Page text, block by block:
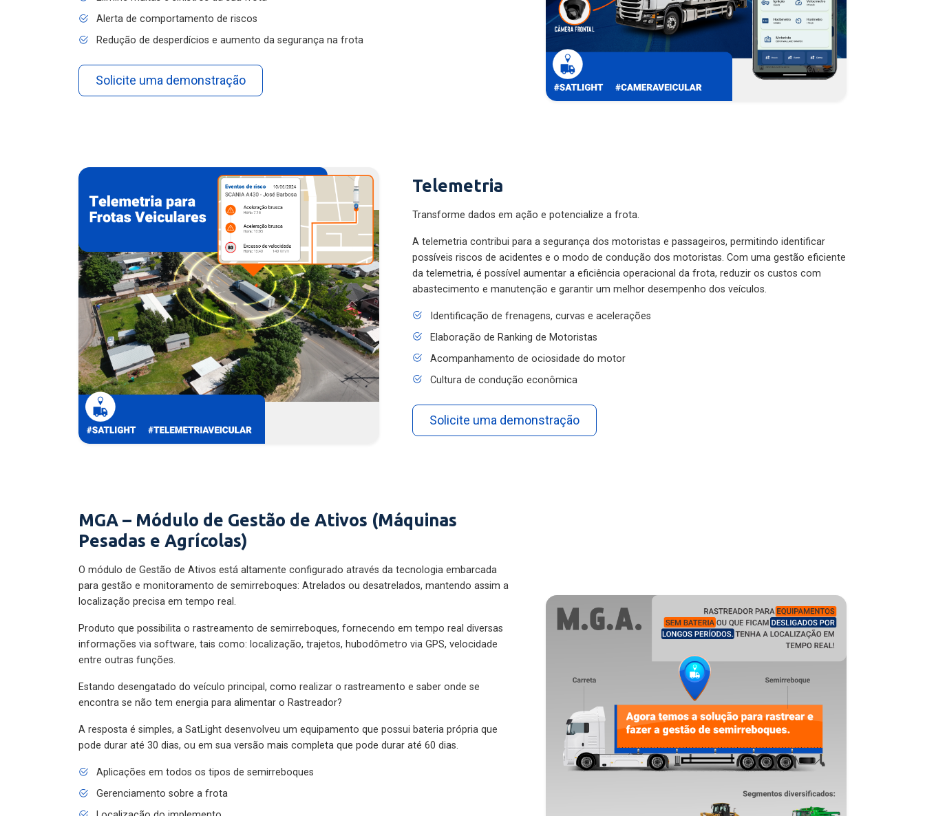
Alerta de comportamento de riscos
Redução de desperdícios e aumento da segurança na frota
Solicite uma demonstração
Telemetria
Transforme dados em ação e potencialize a frota.
A telemetria contribui para a segurança dos motoristas e passageiros, permitindo identificar
possíveis riscos de acidentes e o modo de condução dos motoristas. Com uma gestão eficiente
da telemetria, é possível aumentar a eficiência operacional da frota, reduzir os custos com
abastecimento e manutenção e garantir um melhor desempenho dos veículos.
Identificação de frenagens, curvas e acelerações
Elaboração de Ranking de Motoristas
Acompanhamento de ociosidade do motor
Cultura de condução econômica
Solicite uma demonstração
MGA – Módulo de Gestão de Ativos (Máquinas
Pesadas e Agrícolas)
O módulo de Gestão de Ativos está altamente configurado através da tecnologia embarcada
para gestão e monitoramento de semirreboques: Atrelados ou desatrelados, mantendo assim a
localização precisa em tempo real.
Produto que possibilita o rastreamento de semirreboques, fornecendo em tempo real diversas
informações via software, tais como: localização, trajetos, hubodômetro via GPS, velocidade
entre outras funções.
Estando desengatado do veículo principal, como realizar o rastreamento e saber onde se
encontra se não tem energia para alimentar o Rastreador?
A resposta é simples, a SatLight desenvolveu um equipamento que possui bateria própria que
pode durar até 30 dias, ou em sua versão mais completa que pode durar até 60 dias.
Aplicações em todos os tipos de semirreboques
Gerenciamento sobre a frota
Localização do implemento